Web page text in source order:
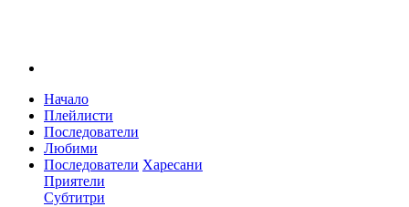
Начало
Плейлисти
Последователи
Любими
Последователи
Приятели